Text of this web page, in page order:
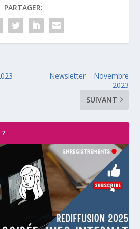
PARTAGER:
Newsletter – Novembre
2023
SUIVANT